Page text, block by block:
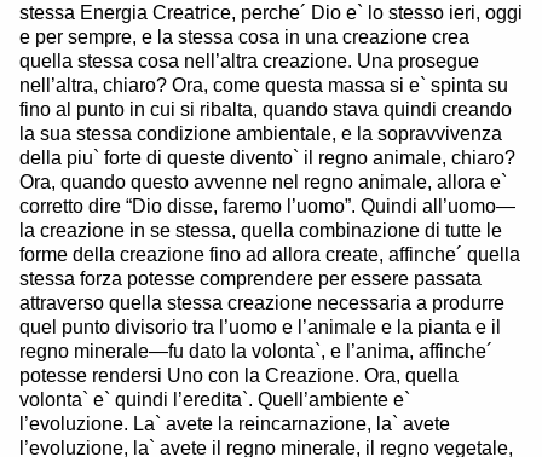
stessa Energia Creatrice, perche´ Dio e` lo stesso ieri, oggi
e per sempre, e la stessa cosa in una creazione crea
quella stessa cosa nell’altra creazione. Una prosegue
nell’altra, chiaro? Ora, come questa massa si e` spinta su
fino al punto in cui si ribalta, quando stava quindi creando
la sua stessa condizione ambientale, e la sopravvivenza
della piu` forte di queste divento` il regno animale, chiaro?
Ora, quando questo avvenne nel regno animale, allora e`
corretto dire “Dio disse, faremo l’uomo”. Quindi all’uomo—
la creazione in se stessa, quella combinazione di tutte le
forme della creazione fino ad allora create, affinche´ quella
stessa forza potesse comprendere per essere passata
attraverso quella stessa creazione necessaria a produrre
quel punto divisorio tra l’uomo e l’animale e la pianta e il
regno minerale—fu dato la volonta`, e l’anima, affinche´
potesse rendersi Uno con la Creazione. Ora, quella
volonta` e` quindi l’eredita`. Quell’ambiente e`
l’evoluzione. La` avete la reincarnazione, la` avete
l’evoluzione, la` avete il regno minerale, il regno vegetale,